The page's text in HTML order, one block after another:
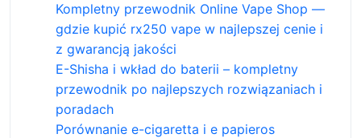
Kompletny przewodnik Online Vape Shop —
gdzie kupić rx250 vape w najlepszej cenie i
z gwarancją jakości
E-Shisha i wkład do baterii – kompletny
przewodnik po najlepszych rozwiązaniach i
poradach
Porównanie e-cigaretta i e papieros